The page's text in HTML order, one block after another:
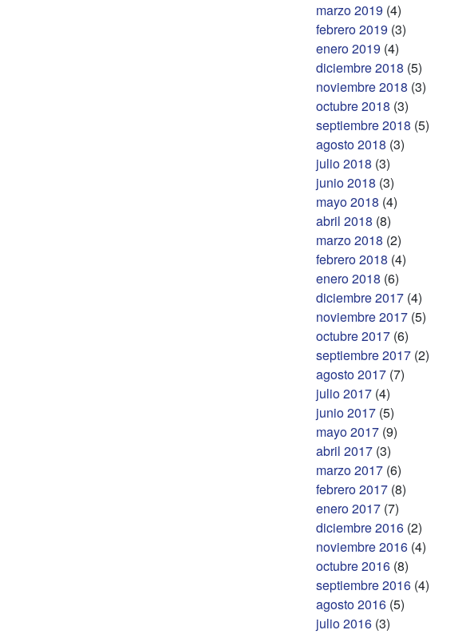
marzo 2019 (4)
febrero 2019 (3)
enero 2019 (4)
diciembre 2018 (5)
noviembre 2018 (3)
octubre 2018 (3)
septiembre 2018 (5)
agosto 2018 (3)
julio 2018 (3)
junio 2018 (3)
mayo 2018 (4)
abril 2018 (8)
marzo 2018 (2)
febrero 2018 (4)
enero 2018 (6)
diciembre 2017 (4)
noviembre 2017 (5)
octubre 2017 (6)
septiembre 2017 (2)
agosto 2017 (7)
julio 2017 (4)
junio 2017 (5)
mayo 2017 (9)
abril 2017 (3)
marzo 2017 (6)
febrero 2017 (8)
enero 2017 (7)
diciembre 2016 (2)
noviembre 2016 (4)
octubre 2016 (8)
septiembre 2016 (4)
agosto 2016 (5)
julio 2016 (3)